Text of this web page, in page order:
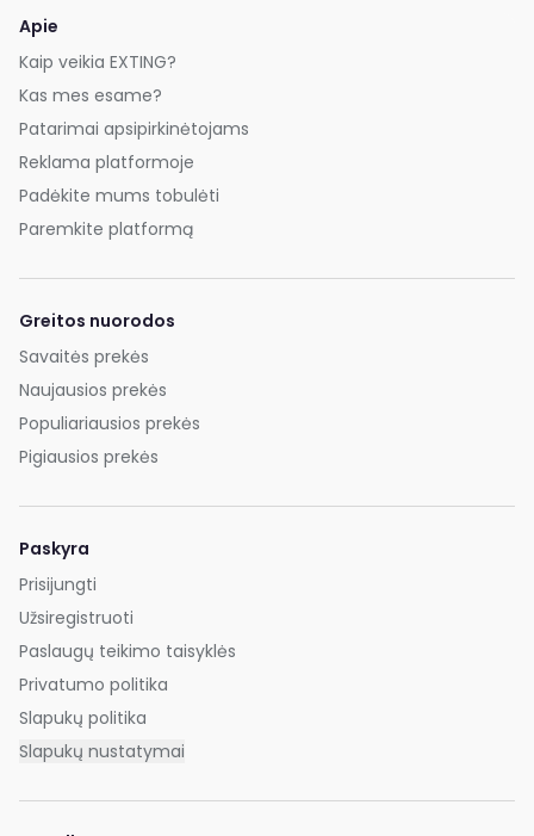
Apie
Kaip veikia EXTING?
Kas mes esame?
Patarimai apsipirkinėtojams
Reklama platformoje
Padėkite mums tobulėti
Paremkite platformą
Greitos nuorodos
Savaitės prekės
Naujausios prekės
Populiariausios prekės
Pigiausios prekės
Paskyra
Prisijungti
Užsiregistruoti
Paslaugų teikimo taisyklės
Privatumo politika
Slapukų politika
Slapukų nustatymai